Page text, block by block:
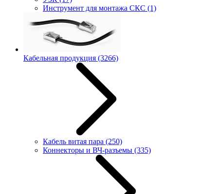
Инструмент для монтажа СКС (1)
Кабельная продукция (3266)
Кабель витая пара (250)
Коннекторы и ВЧ-разъемы (335)